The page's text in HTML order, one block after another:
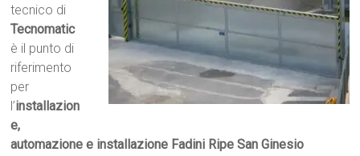
tecnico di
Tecnomatic
è il punto di
riferimento
per
l’installazion
e,
automazione e installazione Fadini Ripe San Ginesio